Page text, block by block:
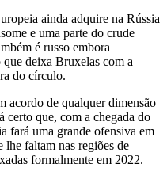
ainda adquire na Rússia
e uma parte do crude
é russo embora
deixa Bruxelas com a
do círculo.
acordo de qualquer dimensão
certo que, com a chegada do
fará uma grande ofensiva em
lhe faltam nas regiões de
formalmente em 2022.